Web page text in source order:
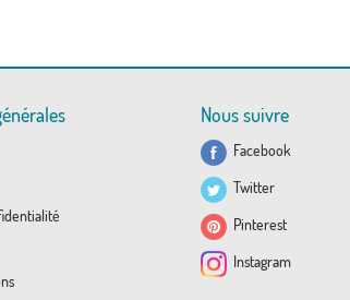
Nous suivre
Facebook
Twitter
Pinterest
Instagram